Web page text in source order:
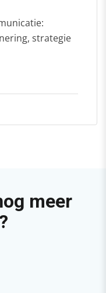
strategie
meer